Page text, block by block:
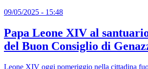
09/05/2025 - 15:48
Papa Leone XIV al
del Buon Consiglio di
Leone XIV oggi pomeriggio nella cittadina